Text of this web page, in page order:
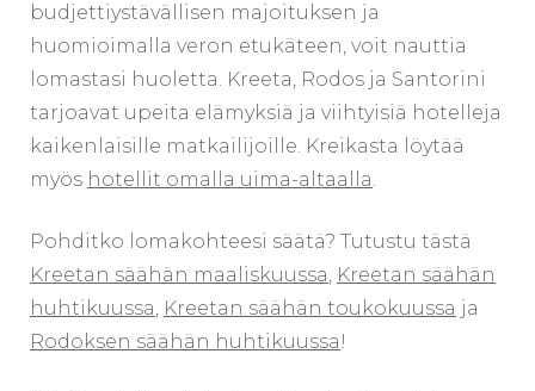
budjettiystävällisen majoituksen ja
huomioimalla veron etukäteen, voit nauttia
lomastasi huoletta. Kreeta, Rodos ja Santorini
tarjoavat upeita elämyksiä ja viihtyisiä hotelleja
kaikenlaisille matkailijoille. Kreikasta löytää
myös hotellit omalla uima-altaalla.
Pohditko lomakohteesi säätä? Tutustu tästä
Kreetan säähän maaliskuussa, Kreetan säähän
huhtikuussa, Kreetan säähän toukokuussa ja
Rodoksen säähän huhtikuussa!